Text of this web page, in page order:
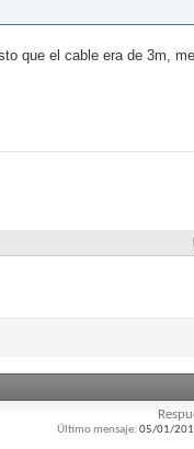
que el cable era de 3m, me
Último mensaje: 05/01/